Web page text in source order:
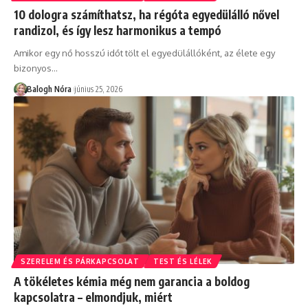
10 dologra számíthatsz, ha régóta egyedülálló nővel
randizol, és így lesz harmonikus a tempó
Amikor egy nő hosszú időt tölt el egyedülállóként, az élete egy
bizonyos…
Balogh Nóra június 25, 2026
SZERELEM ÉS PÁRKAPCSOLAT TEST ÉS LÉLEK
A tökéletes kémia még nem garancia a boldog
kapcsolatra – elmondjuk, miért